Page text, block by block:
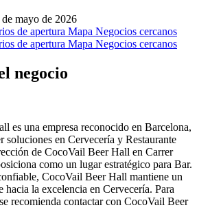
mayo de 2026
de apertura Mapa Negocios cercanos
de apertura Mapa Negocios cercanos
negocio
es una empresa reconocido en Barcelona,
soluciones en Cervecería y Restaurante
de CocoVail Beer Hall en Carrer
como un lugar estratégico para Bar.
CocoVail Beer Hall mantiene un
hacia la excelencia en Cervecería. Para
recomienda contactar con CocoVail Beer